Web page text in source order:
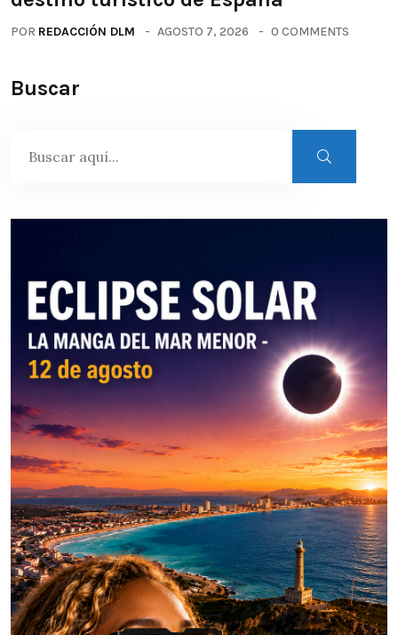
POR REDACCIÓN DLM AGOSTO 7, 2026 0 COMMENTS
Buscar